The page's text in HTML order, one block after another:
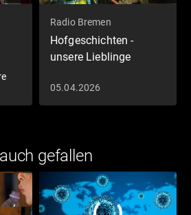
Radio Bremen
Hofgeschichten -
unsere Lieblinge
05.04.2026
gefallen